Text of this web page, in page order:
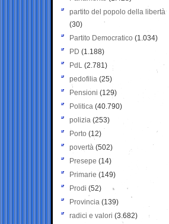
partito del popolo della libertà
(30)
Partito Democratico (1.034)
PD (1.188)
PdL (2.781)
pedofilia (25)
Pensioni (129)
Politica (40.790)
polizia (253)
Porto (12)
povertà (502)
Presepe (14)
Primarie (149)
Prodi (52)
Provincia (139)
radici e valori (3.682)